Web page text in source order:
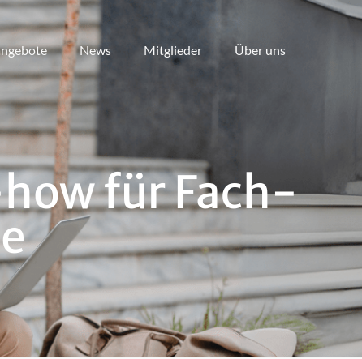
News Mitglieder Über uns
how für Fach-